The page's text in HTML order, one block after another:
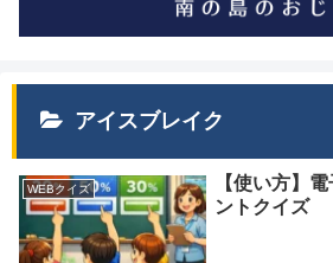
アイスブレイク
WEBクイズ
【使い方】
ントクイズ